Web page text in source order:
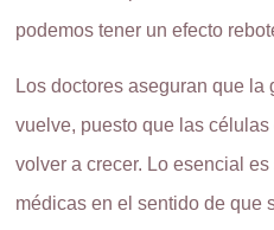
podemos tener un efecto
Los doctores aseguran que la
vuelve, puesto que las
volver a crecer. Lo esencial
médicas en el sentido de que